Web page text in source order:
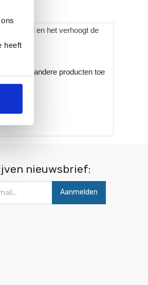
heeft
en het verhoogt de
dan pas andere producten toe
nieuwsbrief:
Aanmelden